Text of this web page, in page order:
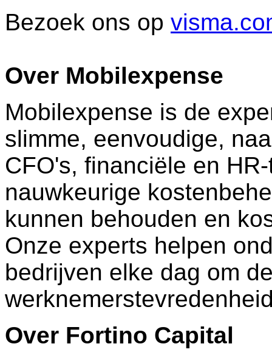
Bezoek ons op
Over Mobilexpense
Mobilexpense is de
slimme, eenvoudige,
CFO's, financiële en
nauwkeurige
kunnen behouden en
Onze experts helpen
bedrijven elke dag om
Over Fortino Capital